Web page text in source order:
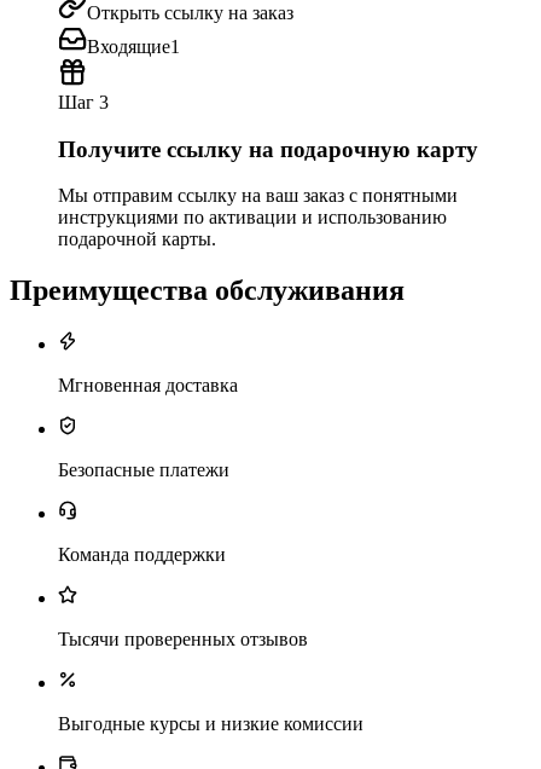
Открыть ссылку на заказ
Входящие1
Шаг 3
Получите ссылку на подарочную карту
Мы отправим ссылку на ваш заказ с понятными
инструкциями по активации и использованию
подарочной карты.
Преимущества обслуживания
Мгновенная доставка
Безопасные платежи
Команда поддержки
Тысячи проверенных отзывов
Выгодные курсы и низкие комиссии